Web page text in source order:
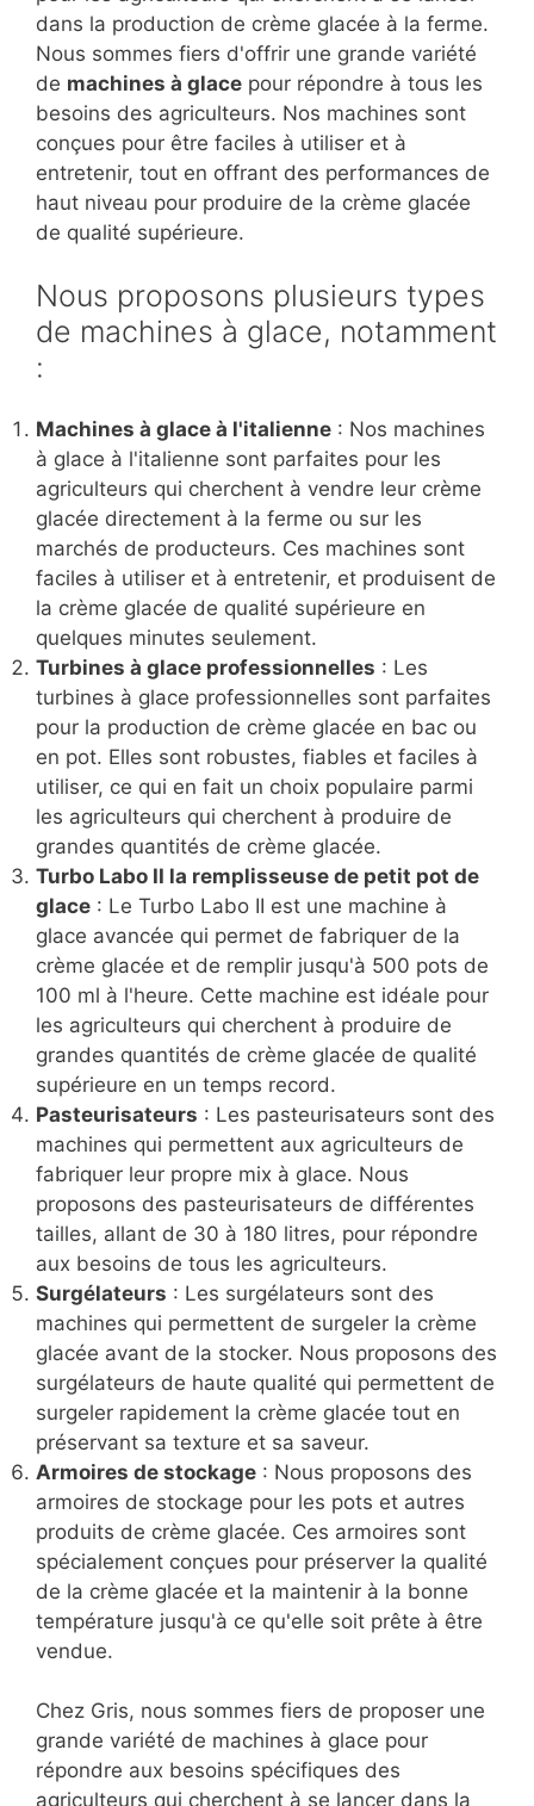
dans la production de crème glacée à la ferme.
Nous sommes fiers d'offrir une grande variété
de machines à glace pour répondre à tous les
besoins des agriculteurs. Nos machines sont
conçues pour être faciles à utiliser et à
entretenir, tout en offrant des performances de
haut niveau pour produire de la crème glacée
de qualité supérieure.
Nous proposons plusieurs types
de machines à glace, notamment
:
Machines à glace à l'italienne : Nos machines
à glace à l'italienne sont parfaites pour les
agriculteurs qui cherchent à vendre leur crème
glacée directement à la ferme ou sur les
marchés de producteurs. Ces machines sont
faciles à utiliser et à entretenir, et produisent de
la crème glacée de qualité supérieure en
quelques minutes seulement.
Turbines à glace professionnelles : Les
turbines à glace professionnelles sont parfaites
pour la production de crème glacée en bac ou
en pot. Elles sont robustes, fiables et faciles à
utiliser, ce qui en fait un choix populaire parmi
les agriculteurs qui cherchent à produire de
grandes quantités de crème glacée.
Turbo Labo II la remplisseuse de petit pot de
glace : Le Turbo Labo II est une machine à
glace avancée qui permet de fabriquer de la
crème glacée et de remplir jusqu'à 500 pots de
100 ml à l'heure. Cette machine est idéale pour
les agriculteurs qui cherchent à produire de
grandes quantités de crème glacée de qualité
supérieure en un temps record.
Pasteurisateurs : Les pasteurisateurs sont des
machines qui permettent aux agriculteurs de
fabriquer leur propre mix à glace. Nous
proposons des pasteurisateurs de différentes
tailles, allant de 30 à 180 litres, pour répondre
aux besoins de tous les agriculteurs.
Surgélateurs : Les surgélateurs sont des
machines qui permettent de surgeler la crème
glacée avant de la stocker. Nous proposons des
surgélateurs de haute qualité qui permettent de
surgeler rapidement la crème glacée tout en
préservant sa texture et sa saveur.
Armoires de stockage : Nous proposons des
armoires de stockage pour les pots et autres
produits de crème glacée. Ces armoires sont
spécialement conçues pour préserver la qualité
de la crème glacée et la maintenir à la bonne
température jusqu'à ce qu'elle soit prête à être
vendue.
Chez Gris, nous sommes fiers de proposer une
grande variété de machines à glace pour
répondre aux besoins spécifiques des
agriculteurs qui cherchent à se lancer dans la